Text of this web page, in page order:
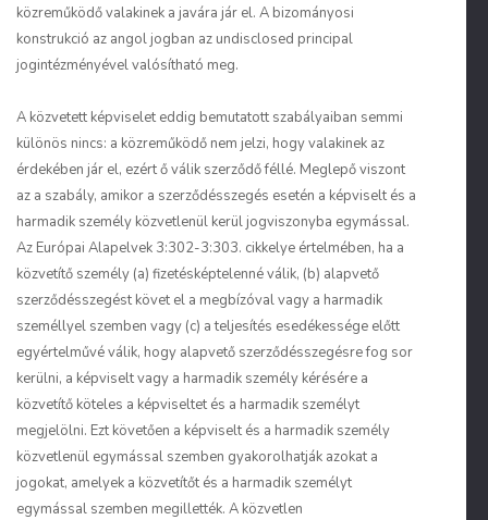
közreműködő valakinek a javára jár el. A bizományosi
konstrukció az angol jogban az undisclosed principal
jogintézményével valósítható meg.
A közvetett képviselet eddig bemutatott szabályaiban semmi
különös nincs: a közreműködő nem jelzi, hogy valakinek az
érdekében jár el, ezért ő válik szerződő féllé. Meglepő viszont
az a szabály, amikor a szerződésszegés esetén a képviselt és a
harmadik személy közvetlenül kerül jogviszonyba egymással.
Az Európai Alapelvek 3:302-3:303. cikkelye értelmében, ha a
közvetítő személy (a) fizetésképtelenné válik, (b) alapvető
szerződésszegést követ el a megbízóval vagy a harmadik
személlyel szemben vagy (c) a teljesítés esedékessége előtt
egyértelművé válik, hogy alapvető szerződésszegésre fog sor
kerülni, a képviselt vagy a harmadik személy kérésére a
közvetítő köteles a képviseltet és a harmadik személyt
megjelölni. Ezt követően a képviselt és a harmadik személy
közvetlenül egymással szemben gyakorolhatják azokat a
jogokat, amelyek a közvetítőt és a harmadik személyt
egymással szemben megillették. A közvetlen